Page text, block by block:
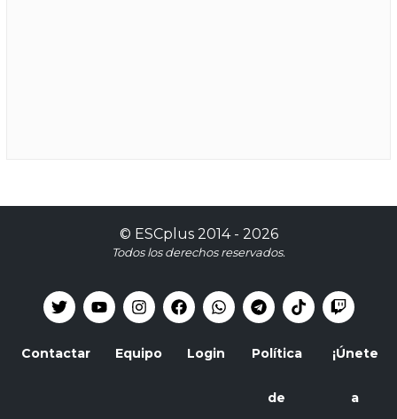
© ESCplus2014 - 2026
Todos los derechos reservados.
Contactar Equipo Login Política
de
¡Únete
a